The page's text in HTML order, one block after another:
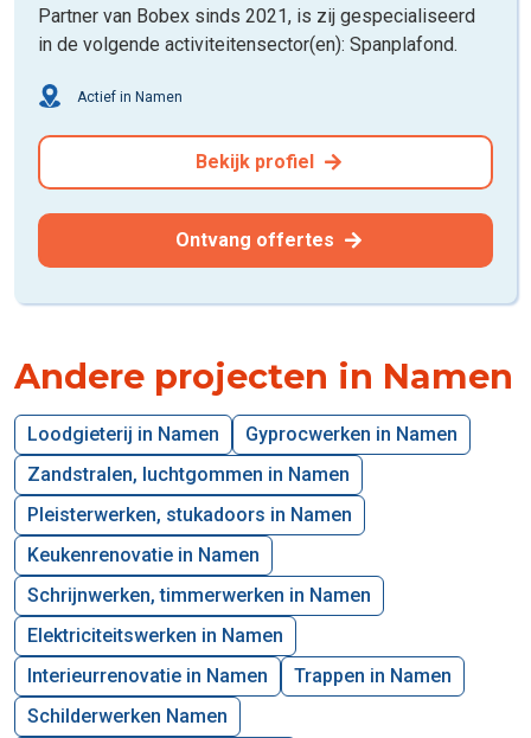
Partner van Bobex sinds 2021, is zij gespecialiseerd
in de volgende activiteitensector(en): Spanplafond.
Actief in Namen
Bekijk profiel
Ontvang offertes
Andere projecten in Namen
Loodgieterij in Namen
Gyprocwerken in Namen
Zandstralen, luchtgommen in Namen
Pleisterwerken, stukadoors in Namen
Keukenrenovatie in Namen
Schrijnwerken, timmerwerken in Namen
Elektriciteitswerken in Namen
Interieurrenovatie in Namen
Trappen in Namen
Schilderwerken Namen